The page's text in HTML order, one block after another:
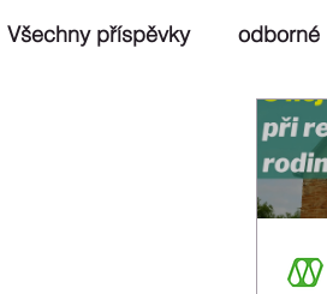
Všechny příspěvky odborné